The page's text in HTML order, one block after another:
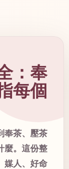
：奉
每個
奉茶、壓茶
麼。這份整
媒人、好命